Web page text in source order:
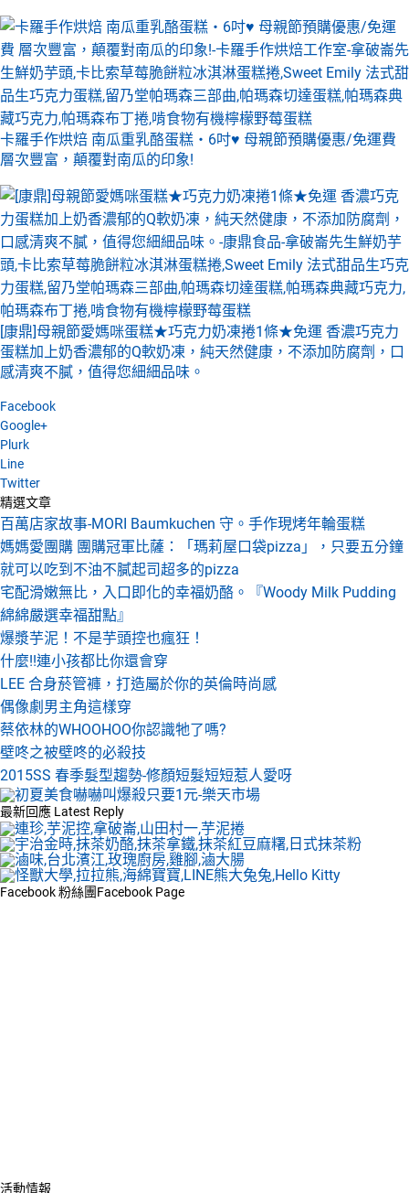
卡羅手作烘焙 南瓜重乳酪蛋糕‧6吋♥ 母親節預購優惠/免運費
層次豐富，顛覆對南瓜的印象!
[康鼎]母親節愛媽咪蛋糕★巧克力奶凍捲1條★免運 香濃巧克力
蛋糕加上奶香濃郁的Q軟奶凍，純天然健康，不添加防腐劑，口
感清爽不膩，值得您細細品味。
Facebook
Google+
Plurk
Line
Twitter
精選文章
百萬店家故事-MORI Baumkuchen 守。手作現烤年輪蛋糕
媽媽愛團購 團購冠軍比薩：「瑪莉屋口袋pizza」，只要五分鐘
就可以吃到不油不膩起司超多的pizza
宅配滑嫩無比，入口即化的幸福奶酪。『Woody Milk Pudding
綿綿嚴選幸福甜點』
爆漿芋泥！不是芋頭控也瘋狂！
什麼!!連小孩都比你還會穿
LEE 合身菸管褲，打造屬於你的英倫時尚感
偶像劇男主角這樣穿
蔡依林的WHOOHOO你認識牠了嗎?
壁咚之被壁咚的必殺技
2015SS 春季髮型趨勢-修顏短髮短短惹人愛呀
最新回應 Latest Reply
Facebook 粉絲團Facebook Page
活動情報